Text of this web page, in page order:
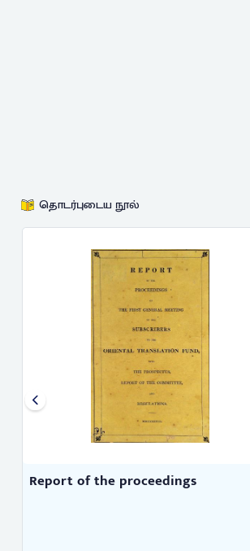
தொடர்புடைய நூல்
Report of the proceedings